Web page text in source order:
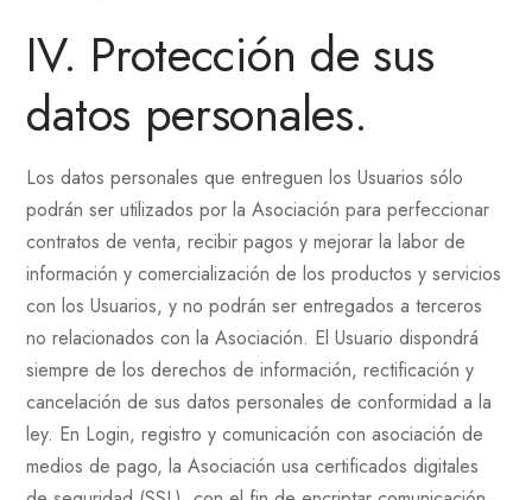
IV. Protección de sus
datos personales.
Los datos personales que entreguen los Usuarios sólo
podrán ser utilizados por la Asociación para perfeccionar
contratos de venta, recibir pagos y mejorar la labor de
información y comercialización de los productos y servicios
con los Usuarios, y no podrán ser entregados a terceros
no relacionados con la Asociación. El Usuario dispondrá
siempre de los derechos de información, rectificación y
cancelación de sus datos personales de conformidad a la
ley. En Login, registro y comunicación con asociación de
medios de pago, la Asociación usa certificados digitales